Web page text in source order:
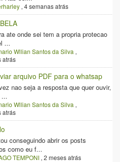
,4 semanas atrás
ate onde sei tem a propria protecao
...
Wllian Santos da Silva ,
atrás
arquivo PDF para o whatsap
nao seja a resposta que quer ouvir,
...
Wllian Santos da Silva ,
atrás
conseguindo abrir os posts
como eu f...
TEMPONI ,2 meses atrás